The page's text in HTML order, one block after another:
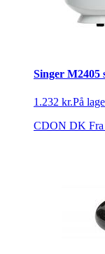
Singer M2405
1.232 kr.På
CDON DK